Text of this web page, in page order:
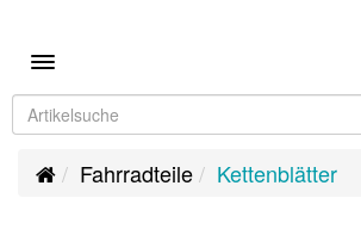
Toggle navigation
Fahrradteile Kettenblätter